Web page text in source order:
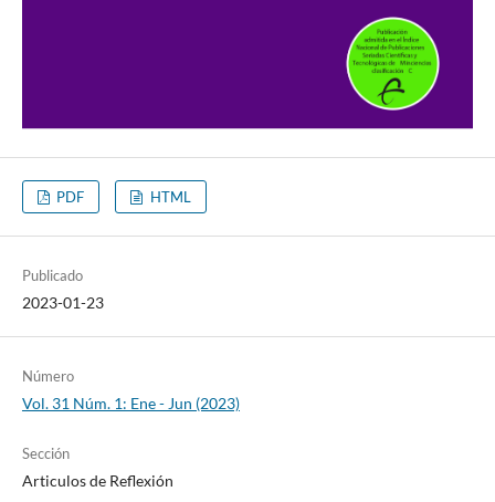
PDF HTML
Publicado
2023-01-23
Número
Vol. 31 Núm. 1: Ene - Jun (2023)
Sección
Articulos de Reflexión